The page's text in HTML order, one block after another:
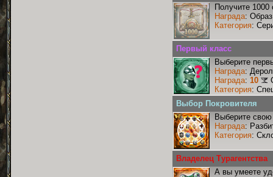
Получите 1000
Награда: Образ
Категория:
Первый класс
Выберите
Награда:
Награда: 10
Категория:
Выбор Покровителя
Выберите свою
Награда:
Категория:
Владелец Турагентства
А вы умеете